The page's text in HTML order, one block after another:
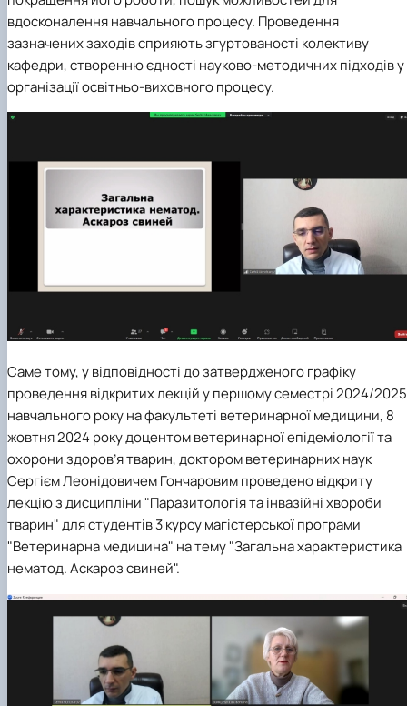
НОВИНИ
факультетом ветеринарної медицини …
Скринька довіри
Вступ 2022 рік
Вступ 2021 рік
Вступ 2020 рік
Вступ 2019 рік
Вступ 2018 рік
вдосконалення навчального процесу. Проведення
зазначених заходів сприяють згуртованості колективу
кафедри, створенню єдності науково-методичних підходів у
організації освітньо-виховного процесу.
Саме тому, у відповідності до затвердженого графіку
проведення відкритих лекцій у першому семестрі 2024/2025
навчального року на факультеті ветеринарної медицини, 8
жовтня 2024 року доцентом ветеринарної епідеміології та
охорони здоров’я тварин, доктором ветеринарних наук
Сергієм Леонідовичем Гончаровим проведено відкриту
лекцію з дисципліни "Паразитологія та інвазійні хвороби
тварин" для студентів 3 курсу магістерської програми
"Ветеринарна медицина" на тему "Загальна характеристика
нематод. Аскароз свиней".